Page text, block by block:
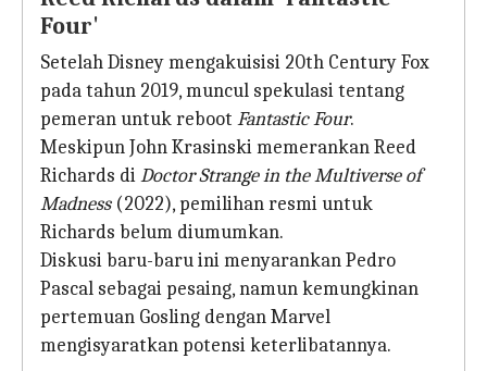
Four'
Setelah Disney mengakuisisi 20th Century Fox
pada tahun 2019, muncul spekulasi tentang
pemeran untuk reboot Fantastic Four.
Meskipun John Krasinski memerankan Reed
Richards diDoctor Strange in the Multiverse of
Madness(2022), pemilihan resmi untuk
Richards belum diumumkan.
Diskusi baru-baru ini menyarankan Pedro
Pascal sebagai pesaing, namun kemungkinan
pertemuan Gosling dengan Marvel
mengisyaratkan potensi keterlibatannya.